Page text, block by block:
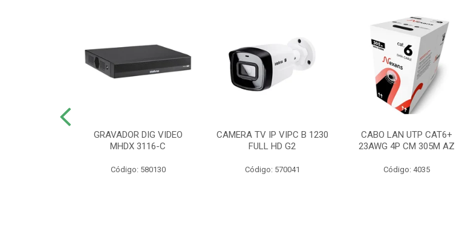
GRAVADOR DIG VIDEO
MHDX 3116-C
Código: 580130
CAMERA TV IP VIPC B 1230
FULL HD G2
Código: 570041
CABO LAN UTP CAT6+
23AWG 4P CM 305M AZ
Código: 4035